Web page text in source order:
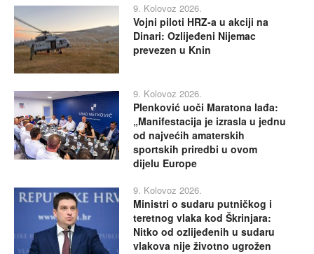
9. Kolovoz 2026.
Vojni piloti HRZ-a u akciji na
Dinari: Ozlijeđeni Nijemac
prevezen u Knin
9. Kolovoz 2026.
Plenković uoči Maratona lađa:
„Manifestacija je izrasla u jednu
od najvećih amaterskih
sportskih priredbi u ovom
dijelu Europe
9. Kolovoz 2026.
Ministri o sudaru putničkog i
teretnog vlaka kod Škrinjara:
Nitko od ozlijeđenih u sudaru
vlakova nije životno ugrožen